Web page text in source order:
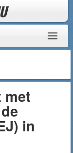
met
in